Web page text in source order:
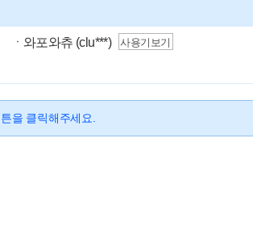
ㆍ와포와츄 (clu***) 사용기보기
을 클릭해주세요.